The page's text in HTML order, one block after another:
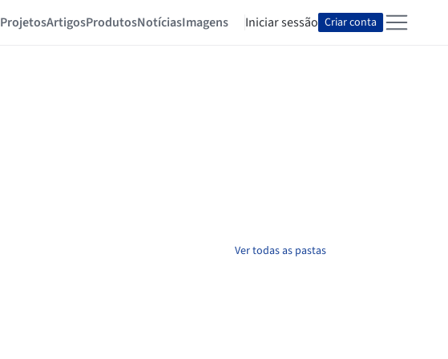
ProjetosArtigosProdutosNotíciasImagens Iniciar sessão Criar conta
Ver todas as pastas